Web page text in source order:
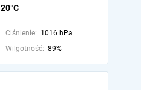
20°C
Ciśnienie: 1016 hPa
Wilgotność: 89%